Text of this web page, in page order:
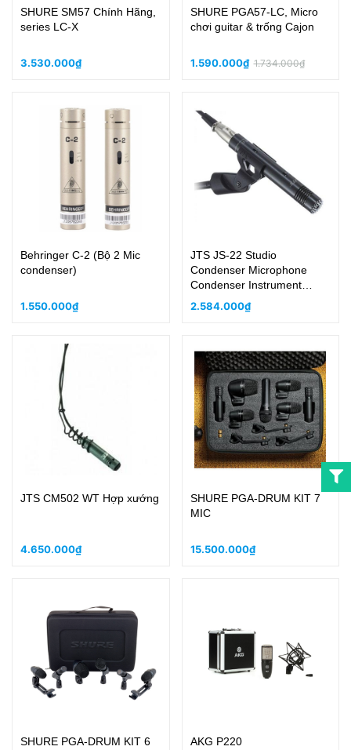
SHURE SM57 Chính Hãng,
series LC-X
3.530.000₫
SHURE PGA57-LC, Micro
chơi guitar & trống Cajon
1.590.000₫1.734.000₫
Behringer C-2 (Bộ 2 Mic
condenser)
1.550.000₫
JTS JS-22 Studio
Condenser Microphone
Condenser Instrument
Microphone Cardioid
Acoustic, Violon, guitar bass
2.584.000₫
JTS CM502 WT Hợp xướng
4.650.000₫
SHURE PGA-DRUM KIT 7
MIC
15.500.000₫
SHURE PGA-DRUM KIT 6 AKG P220